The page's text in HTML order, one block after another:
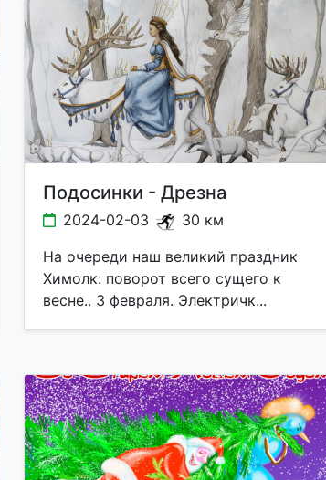
Подосинки - Дрезна
2024-02-03
30 км
На очереди наш великий праздник
Химолк: поворот всего сущего к
весне.. 3 февраля. Электричк...